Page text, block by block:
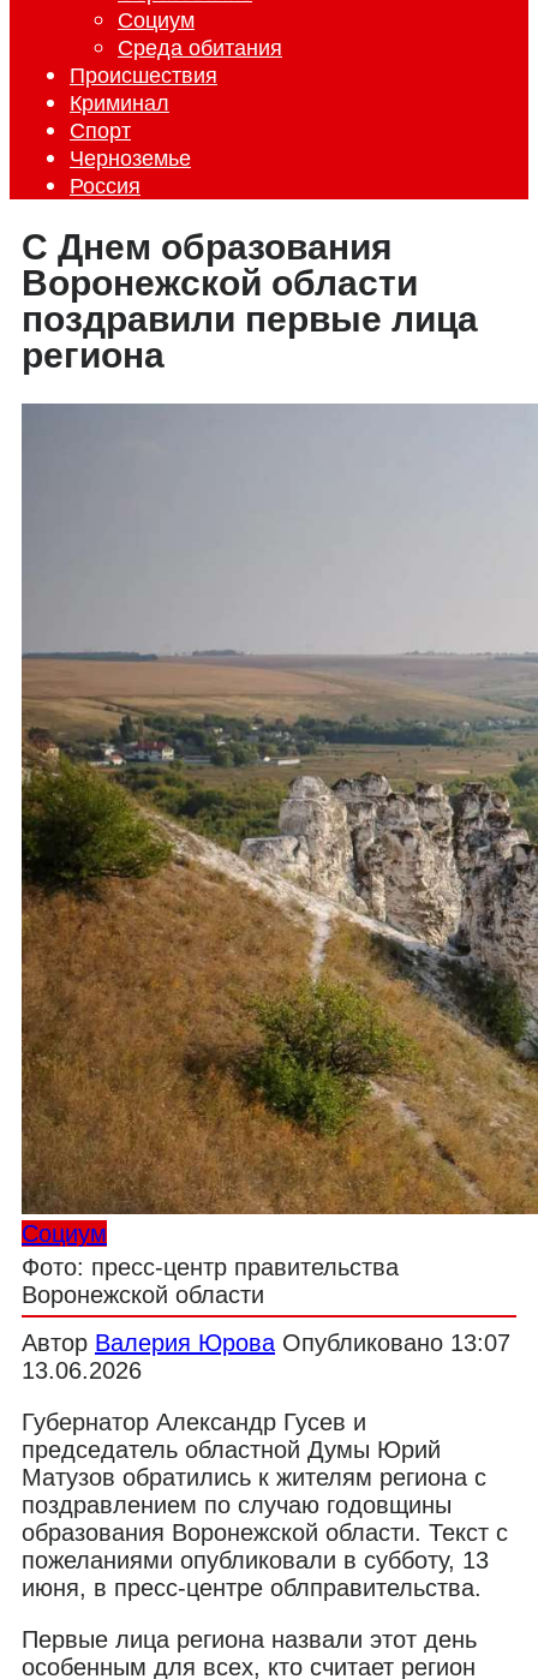
Социум
Среда обитания
Происшествия
Криминал
Спорт
Черноземье
Россия
С Днем образования
Воронежской области
поздравили первые лица
региона
Социум
Фото: пресс-центр правительства
Воронежской области
Автор Валерия Юрова Опубликовано 13:07
13.06.2026
Губернатор Александр Гусев и
председатель областной Думы Юрий
Матузов обратились к жителям региона с
поздравлением по случаю годовщины
образования Воронежской области. Текст с
пожеланиями опубликовали в субботу, 13
июня, в пресс-центре облправительства.
Первые лица региона назвали этот день
особенным для всех, кто считает регион